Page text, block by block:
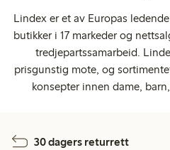
Lindex er et av Europas
butikker i 17 markeder og
tredjepartssamarbeid.
prisgunstig mote, og
konsepter innen dame,
30 dagers returrett